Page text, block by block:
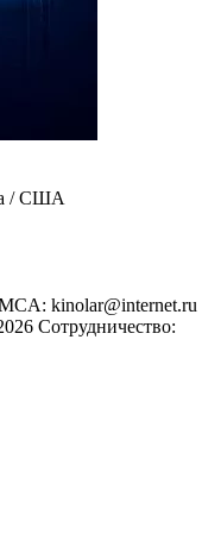
/ США
kinolar@internet.ru
Сотрудничество: